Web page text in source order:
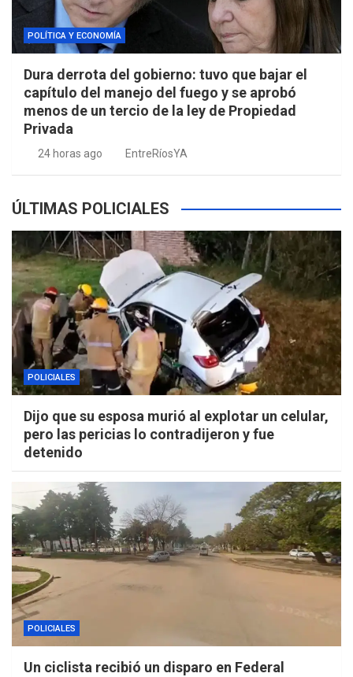
POLÍTICA Y ECONOMÍA
Dura derrota del gobierno: tuvo que bajar el
capítulo del manejo del fuego y se aprobó
menos de un tercio de la ley de Propiedad
Privada
24 horas ago EntreRíosYA
ÚLTIMAS POLICIALES
POLICIALES
Dijo que su esposa murió al explotar un celular,
pero las pericias lo contradijeron y fue
detenido
POLICIALES
Un ciclista recibió un disparo en Federal